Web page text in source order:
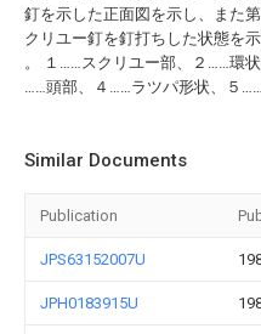
釘を示した正面図を示し、また
クリユー釘を釘打ちした状態を
。 １……スクリユー部、２……環
……頭部、４……ラツパ形状、５……
Similar Documents
Publication
JPS63152007U
JPH0183915U